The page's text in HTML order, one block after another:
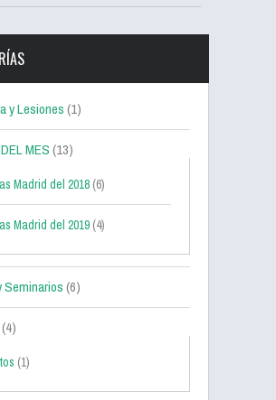
y Lesiones(1)
MES(13)
Madrid del 2018 (6)
Madrid del 2019 (4)
Seminarios(6)
(4)
(1)